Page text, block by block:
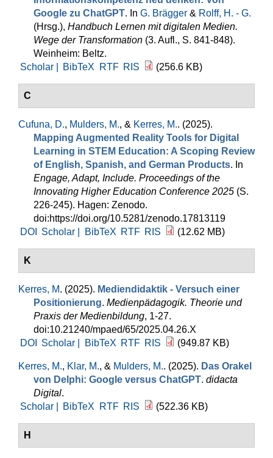
Google zu ChatGPT. In G. Brägger & Rolff, H. - G.
(Hrsg.), Handbuch Lernen mit digitalen Medien.
Wege der Transformation (3. Aufl., S. 841-848).
Weinheim: Beltz.
Scholar |
BibTeX RTF RIS (256.6 KB)
C
Cufuna, D., Mulders, M., & Kerres, M.. (2025).
Mapping Augmented Reality Tools for Digital
Learning in STEM Education: A Scoping Review
of English, Spanish, and German Products. In
Engage, Adapt, Include. Proceedings of the
Innovating Higher Education Conference 2025 (S.
226-245). Hagen: Zenodo.
doi:https://doi.org/10.5281/zenodo.17813119
DOI
Scholar | BibTeX RTF RIS (12.62 MB)
K
Kerres, M. (2025). Mediendidaktik - Versuch einer
Positionierung. Medienpädagogik. Theorie und
Praxis der Medienbildung, 1-27.
doi:10.21240/mpaed/65/2025.04.26.X
DOI
Scholar | BibTeX RTF RIS (949.87 KB)
Kerres, M., Klar, M., & Mulders, M.. (2025). Das Orakel
von Delphi: Google versus ChatGPT. didacta
Digital.
Scholar |
BibTeX RTF RIS (522.36 KB)
H